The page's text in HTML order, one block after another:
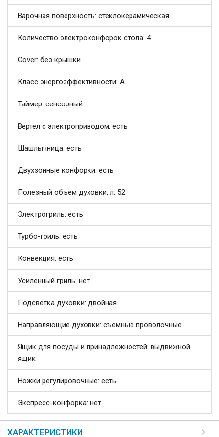
Варочная поверхность: стеклокерамическая
Количество электроконфорок стола: 4
Cover: без крышки
Класс энергоэффективности: A
Таймер: сенсорный
Вертел с электроприводом: есть
Шашлычница: есть
Двухзонные конфорки: есть
Полезный объем духовки, л: 52
Электрогриль: есть
Турбо-гриль: есть
Конвекция: есть
Усиленный гриль: нет
Подсветка духовки: двойная
Направляющие духовки: съемные проволочные
Ящик для посуды и принадлежностей: выдвижной
ящик
Ножки регулировочные: есть
Экспресс-конфорка: нет
ХАРАКТЕРИСТИКИ